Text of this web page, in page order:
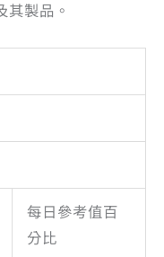
製品。
每日參考值百
分比